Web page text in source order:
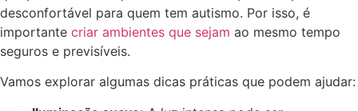
desconfortável para quem tem autismo. Por isso, é
importante criar ambientes que sejam ao mesmo tempo
seguros e previsíveis.
Vamos explorar algumas dicas práticas que podem ajudar: